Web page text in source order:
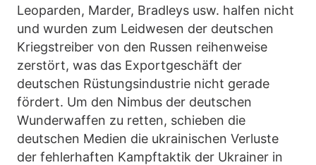
Leoparden, Marder, Bradleys usw. halfen nicht
und wurden zum Leidwesen der deutschen
Kriegstreiber von den Russen reihenweise
zerstört, was das Exportgeschäft der
deutschen Rüstungsindustrie nicht gerade
fördert. Um den Nimbus der deutschen
Wunderwaffen zu retten, schieben die
deutschen Medien die ukrainischen Verluste
der fehlerhaften Kampftaktik der Ukrainer in